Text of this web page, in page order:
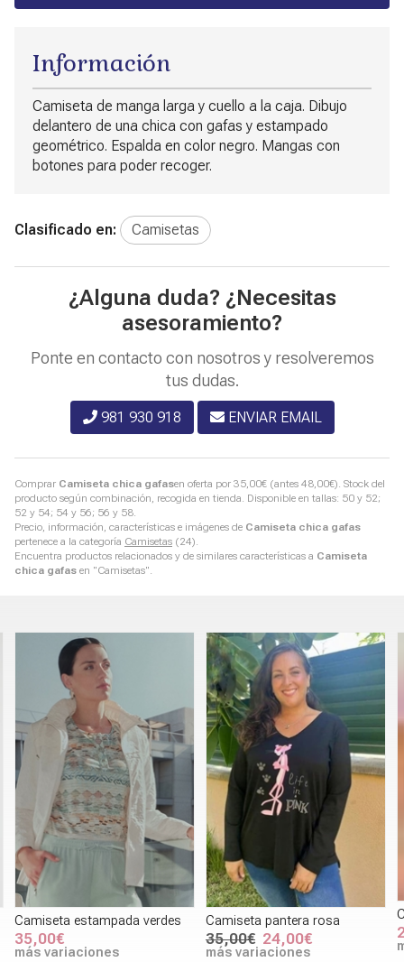
Comprar Camiseta chica gafasen oferta por 35,00€ (antes 48,00€). Stock del
producto según combinación, recogida en tienda. Disponible en tallas: 50 y 52;
52 y 54; 54 y 56; 56 y 58.
Precio, información, características e imágenes de Camiseta chica gafas
pertenece a la categoría Camisetas (24).
Encuentra productos relacionados y de similares características a Camiseta
chica gafas en "Camisetas".
Información
Camiseta de manga larga y cuello a la caja. Dibujo
delantero de una chica con gafas y estampado
geométrico. Espalda en color negro. Mangas con
botones para poder recoger.
Clasificado en: Camisetas
¿Alguna duda? ¿Necesitas
asesoramiento?
Ponte en contacto con nosotros y resolveremos
tus dudas.
981 930 918 ENVIAR EMAIL
Camiseta estampada verdes
35,00€
más variaciones
Camiseta pantera rosa
35,00€ 24,00€
más variaciones